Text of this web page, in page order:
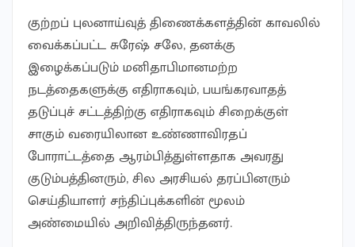
குற்றப் புலனாய்வுத் திணைக்களத்தின் காவலில்
வைக்கப்பட்ட சுரேஷ் சலே, தனக்கு
இழைக்கப்படும் மனிதாபிமானமற்ற
நடத்தைகளுக்கு எதிராகவும், பயங்கரவாதத்
தடுப்புச் சட்டத்திற்கு எதிராகவும் சிறைக்குள்
சாகும் வரையிலான உண்ணாவிரதப்
போராட்டத்தை ஆரம்பித்துள்ளதாக அவரது
குடும்பத்தினரும், சில அரசியல் தரப்பினரும்
செய்தியாளர் சந்திப்புக்களின் மூலம்
அண்மையில் அறிவித்திருந்தனர்.